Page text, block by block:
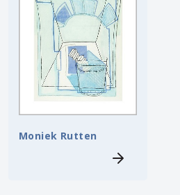
Moniek Rutten